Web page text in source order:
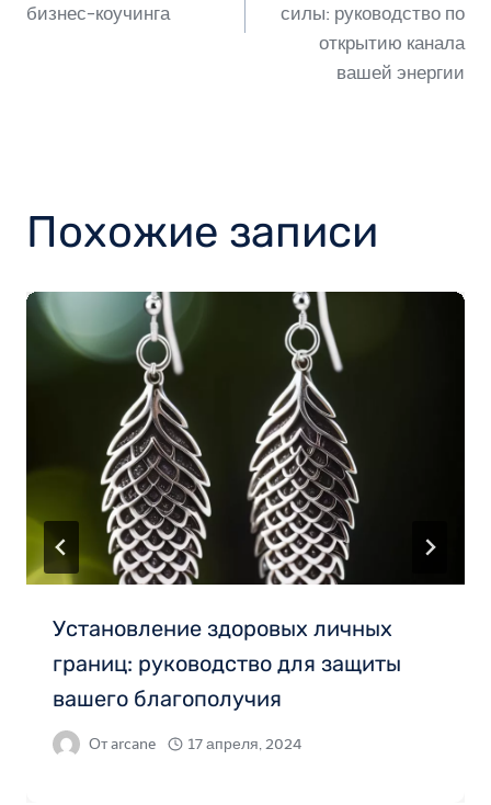
записям
бизнес-коучинга
силы: руководство по
открытию канала
вашей энергии
Похожие записи
Установление здоровых личных
границ: руководство для защиты
вашего благополучия
Отarcane 17 апреля, 2024